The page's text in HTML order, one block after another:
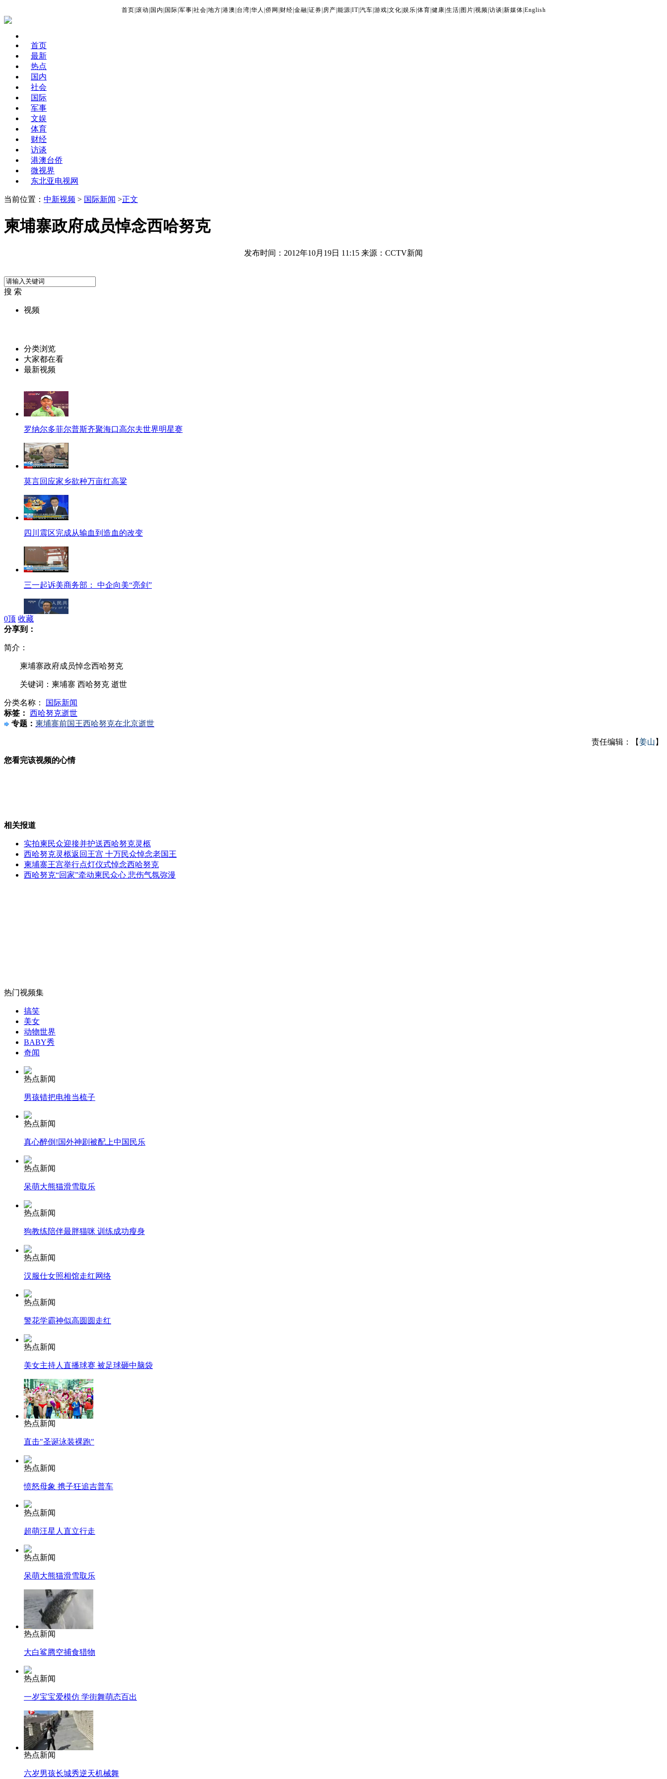
首页 滚动 国内 国际 军事 社会 地方 港澳 台湾 华人 侨网 财经 金融 证券 房产 能源 IT| 汽车 游戏 文化 娱乐 体育 健康 生活 图片 视频 访谈 新媒体 English
首页
最新
热点
国内
社会
国际
军事
文娱
体育
财经
访谈
港澳台侨
微视界
东北亚电视网
当前位置： 中新视频 > 国际新闻 >正文
柬埔寨政府成员悼念西哈努克
发布时间：2012年10月19日 11:15 来源：CCTV新闻
搜 索
视频
分类浏览
大家都在看
最新视频
罗纳尔多菲尔普斯齐聚海口高尔夫世界明星赛
莫言回应家乡欲种万亩红高粱
四川震区完成从输血到造血的改变
三一起诉美商务部： 中企向美“亮剑”
德国法律规定老师必须讲解侵略历史
三一解释为何起诉美外资委和奥巴马
无痛分娩是否安全 医生回应
外交部：反对强权政治霸凌主义
外交部：有关国家言论片面不公正
走！跟着总书记去植树
消防员救轻生者 花炮节热闹非凡 减压"枕头大战"
纽约上演“枕头大战”
司机酒驾遇交警 急速倒车逃窜
0顶 收藏
分享到：
简介：
柬埔寨政府成员悼念西哈努克
关键词：柬埔寨 西哈努克 逝世
分类名称：
国际新闻
标签： 西哈努克逝世
专题： 柬埔寨前国王西哈努克在北京逝世
责任编辑：【姜山 】
您看完该视频的心情
相关报道
实拍柬民众迎接并护送西哈努克灵柩
西哈努克灵柩返回王宫 十万民众悼念老国王
柬埔寨王宫举行点灯仪式悼念西哈努克
西哈努克“回家”牵动柬民众心 悲伤气氛弥漫
热门视频集
搞笑
美女
动物世界
BABY秀
奇闻
热点新闻
男孩错把电推当梳子
热点新闻
真心醉倒!国外神剧被配上中国民乐
热点新闻
呆萌大熊猫滑雪取乐
热点新闻
狗教练陪伴最胖猫咪 训练成功瘦身
热点新闻
汉服仕女照相馆走红网络
热点新闻
警花学霸神似高圆圆走红
热点新闻
美女主持人直播球赛 被足球砸中脑袋
热点新闻
直击"圣诞泳装裸跑"
热点新闻
愤怒母象 携子狂追吉普车
热点新闻
超萌汪星人直立行走
热点新闻
呆萌大熊猫滑雪取乐
热点新闻
大白鲨腾空捕食猎物
热点新闻
一岁宝宝爱模仿 学街舞萌态百出
热点新闻
六岁男孩长城秀逆天机械舞